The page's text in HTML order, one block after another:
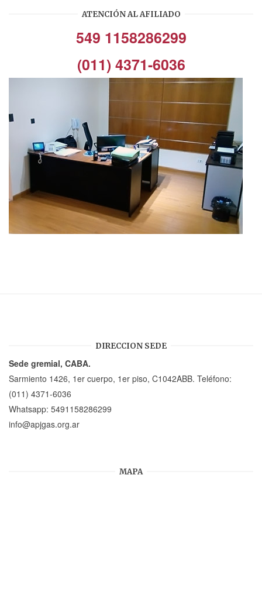
ATENCIÓN AL AFILIADO
549 1158286299
(011) 4371-6036
DIRECCION SEDE
Sede gremial, CABA.
Sarmiento 1426, 1er cuerpo, 1er piso, C1042ABB. Teléfono:
(011) 4371-6036
Whatsapp: 5491158286299
info@apjgas.org.ar
MAPA